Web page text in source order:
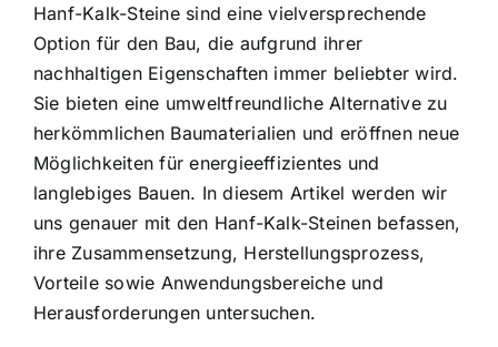
Hanf-Kalk-Steine sind eine vielversprechende
Option für den Bau, die aufgrund ihrer
nachhaltigen Eigenschaften immer beliebter wird.
Sie bieten eine umweltfreundliche Alternative zu
herkömmlichen Baumaterialien und eröffnen neue
Möglichkeiten für energieeffizientes und
langlebiges Bauen. In diesem Artikel werden wir
uns genauer mit den Hanf-Kalk-Steinen befassen,
ihre Zusammensetzung, Herstellungsprozess,
Vorteile sowie Anwendungsbereiche und
Herausforderungen untersuchen.